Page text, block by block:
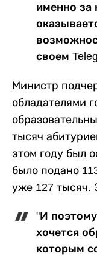
именно за
своем
Министр
обладателями
тысяч
этом году был
было подано
уже 127 тысяч.
"И
хочется
которым